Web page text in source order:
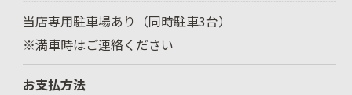
当店専用駐車場あり（同時駐車3台）
※満車時はご連絡ください
お支払方法